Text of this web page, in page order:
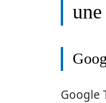
Google